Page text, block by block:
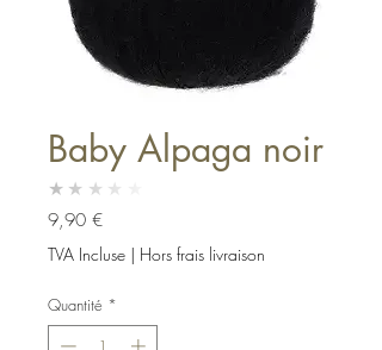
Baby Alpaga noir
★★★★★
9,90 €Prix
TVA Incluse | Hors frais livraison
Quantité *